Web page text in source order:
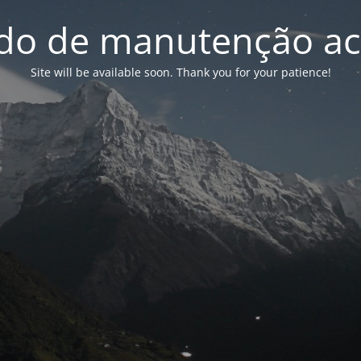
de manutenção
Site will be available soon. Thank you for your patience!